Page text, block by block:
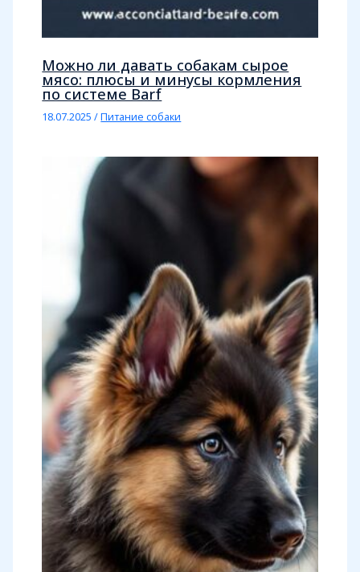
Можно ли давать собакам сырое
мясо: плюсы и минусы кормления
по системе Barf
18.07.2025/Питание собаки